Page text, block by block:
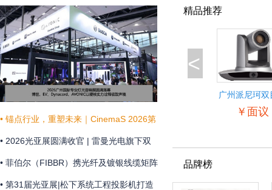
• 锚点行业，重塑未来｜CinemaS 2026第
十三届上海国际电影论坛暨展览会共振启
幕
• 2026光亚展圆满收官 | 雷曼光电旗下双
企联袂演绎“光+未来”
• 菲伯尔（FIBBR）携光纤及镀银线缆矩阵
亮相 HAVE 2026 西安国际高级视听展
• 第31届光亚展|松下系统工程投影机打造
精品推荐
<
广州派尼珂双
像机
￥面议
品牌榜